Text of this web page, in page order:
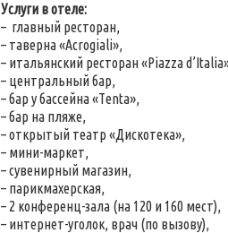
Услуги в отеле:
– главный ресторан,
– таверна «Acrogiali»,
– итальянский ресторан «Piazza
– центральный бар,
– бар у бассейна «Тenta»,
– бар на пляже,
– открытый театр «Дискотека»,
– мини-маркет,
– сувенирный магазин,
– парикмахерская,
– 2 конференц-зала (на 120 и 160 мест),
– интернет-уголок, врач (по вызову),